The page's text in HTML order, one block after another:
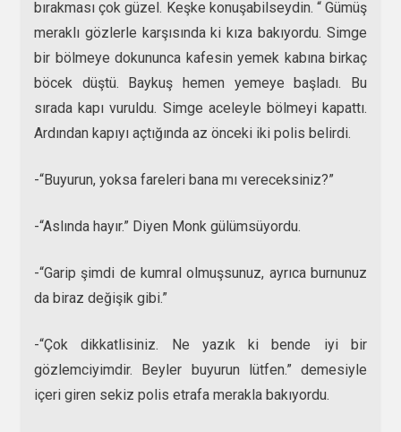
bırakması çok güzel. Keşke konuşabilseydin. “ Gümüş
meraklı gözlerle karşısında ki kıza bakıyordu. Simge
bir bölmeye dokununca kafesin yemek kabına birkaç
böcek düştü. Baykuş hemen yemeye başladı. Bu
sırada kapı vuruldu. Simge aceleyle bölmeyi kapattı.
Ardından kapıyı açtığında az önceki iki polis belirdi.
-“Buyurun, yoksa fareleri bana mı vereceksiniz?”
-“Aslında hayır.” Diyen Monk gülümsüyordu.
-“Garip şimdi de kumral olmuşsunuz, ayrıca burnunuz
da biraz değişik gibi.”
-“Çok dikkatlisiniz. Ne yazık ki bende iyi bir
gözlemciyimdir. Beyler buyurun lütfen.” demesiyle
içeri giren sekiz polis etrafa merakla bakıyordu.